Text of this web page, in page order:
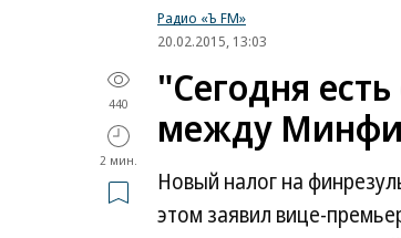
Радио «Ъ FM»
20.02.2015, 13:03
440
2 мин.
"Сегодня
между
Новый налог на
этом заявил вице-